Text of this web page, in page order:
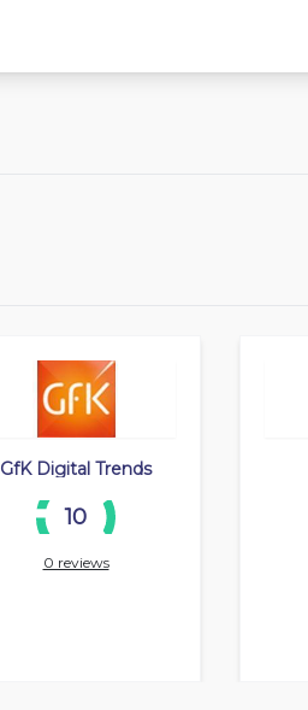
GfK Digital Trends
10
0 reviews